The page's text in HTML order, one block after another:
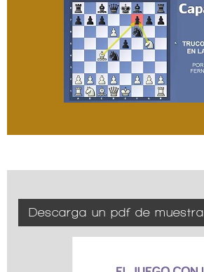
Descarga un pdf de muestra